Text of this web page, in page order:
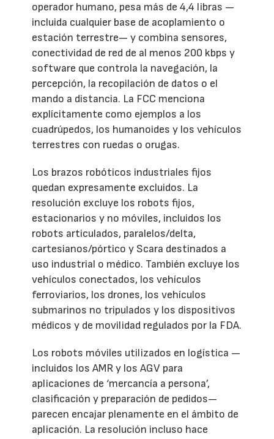
operador humano, pesa más de 4,4 libras —
incluida cualquier base de acoplamiento o
estación terrestre— y combina sensores,
conectividad de red de al menos 200 kbps y
software que controla la navegación, la
percepción, la recopilación de datos o el
mando a distancia. La FCC menciona
explícitamente como ejemplos a los
cuadrúpedos, los humanoides y los vehículos
terrestres con ruedas o orugas.
Los brazos robóticos industriales fijos
quedan expresamente excluidos. La
resolución excluye los robots fijos,
estacionarios y no móviles, incluidos los
robots articulados, paralelos/delta,
cartesianos/pórtico y Scara destinados a
uso industrial o médico. También excluye los
vehículos conectados, los vehículos
ferroviarios, los drones, los vehículos
submarinos no tripulados y los dispositivos
médicos y de movilidad regulados por la FDA.
Los robots móviles utilizados en logística —
incluidos los AMR y los AGV para
aplicaciones de ‘mercancía a persona’,
clasificación y preparación de pedidos—
parecen encajar plenamente en el ámbito de
aplicación. La resolución incluso hace